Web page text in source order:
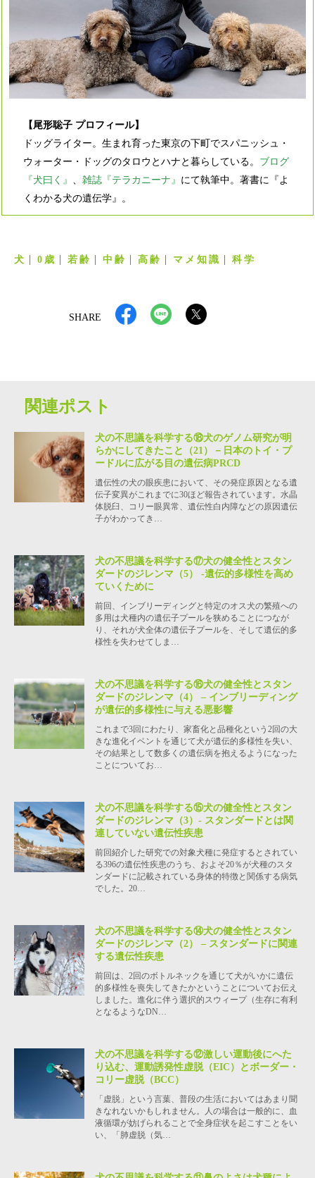
【尾形聡子 プロフィール】
ドッグライター。生まれ育った東京の下町でスパニッシュ・
ウォーター・ドッグのタロウとハナと暮らしている。 ブログ
『犬曰く』
雑誌『テラカニーナ』 にて執筆中。著書に『よ
くわかる犬の遺伝学』。
犬 0歳 若齢 中齢 高齢 マメ知識 科学
SHARE
関連ポスト
犬の不思議を科学する⑱犬のゲノム研究が明
らかにしてきたこと（21）－日本のトイ・プ
ードルに広がる目の遺伝病PRCD
遺伝性の犬の眼疾患において、その発症原因となる遺
伝子変異がこれまでに30ほど報告されています。水晶
体脱臼、コリー眼異常、遺伝性白内障などの原因遺伝
子がわかってき…
犬の不思議を科学する⑰犬の健全性とスタン
ダードのジレンマ（5） -遺伝的多様性を高め
ていくために
前回、インブリーディングと特定のオス犬の繁殖への
多用は犬種内の遺伝子プールを狭めることにつなが
り、それが犬全体の遺伝子プールを、そして遺伝的多
様性を失わせてしま…
犬の不思議を科学する⑯犬の健全性とスタン
ダードのジレンマ（4） – インブリーディング
が遺伝的多様性に与える悪影響
これまで3回にわたり、家畜化と品種化という2回の大
きな進化イベントを通じて犬が遺伝的多様性を失い、
その結果として数多くの遺伝病を抱えるようになった
ことについてお…
犬の不思議を科学する⑮犬の健全性とスタン
ダードのジレンマ（3）- スタンダードとは関
連していない遺伝性疾患
前回紹介した研究での対象犬種に発症するとされてい
る396の遺伝性疾患のうち、およそ20％が犬種のスタ
ンダードに記載されている身体的特徴と関係する病気
でした。20…
犬の不思議を科学する⑭犬の健全性とスタン
ダードのジレンマ（2） – スタンダードに関連
する遺伝性疾患
前回は、2回のボトルネックを通じて犬がいかに遺伝
的多様性を喪失してきたかということについてお伝え
しました。進化に伴う選択的スウィープ（生存に有利
となるようなDN…
犬の不思議を科学する⑫激しい運動後にへた
り込む、運動誘発性虚脱（EIC）とボーダー・
コリー虚脱（BCC）
「虚脱」という言葉、普段の生活においてはあまり聞
きなれないかもしれません。人の場合は一般的に、血
液循環が妨げられることで全身症状を起こすことをい
い、「肺虚脱（気…